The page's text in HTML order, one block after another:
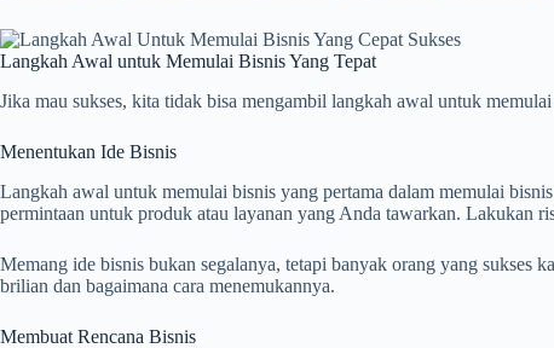
Langkah Awal untuk Memulai Bisnis Yang Tepat
Jika mau sukses, kita tidak bisa mengambil langkah awal untuk
Menentukan Ide Bisnis
Langkah awal untuk memulai bisnis yang pertama dalam memulai
permintaan untuk produk atau layanan yang Anda tawarkan. Lakukan
Memang ide bisnis bukan segalanya, tetapi banyak orang yang sukses
brilian dan bagaimana cara menemukannya.
Membuat Rencana Bisnis